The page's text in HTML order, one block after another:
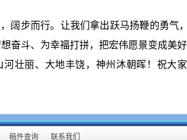
阔步而行。让我们拿出跃马扬鞭的勇气
奋斗、为幸福打拼，把宏伟愿景变成美好
壮丽、大地丰饶，神州沐朝晖！祝大
稿件查询 联系我们